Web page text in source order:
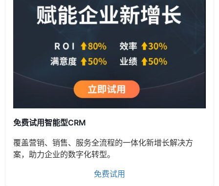
免费试用智能型CRM
覆盖营销、销售、服务全流程的一体化新增长解决方
案，助力企业的数字化转型。
免费试用